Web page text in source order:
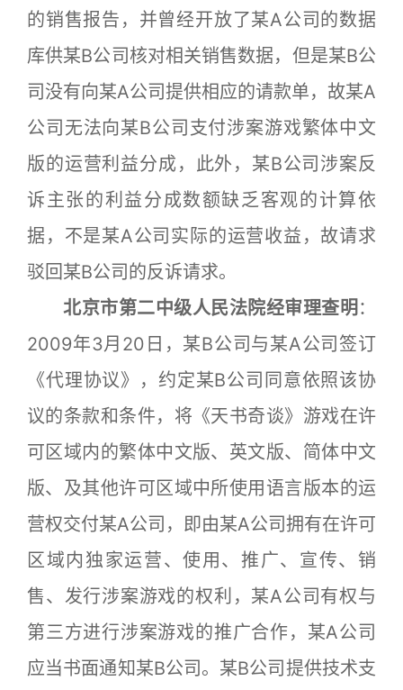
的销售报告，并曾经开放了某A公司的数据
库供某B公司核对相关销售数据，但是某B公
司没有向某A公司提供相应的请款单，故某A
公司无法向某B公司支付涉案游戏繁体中文
版的运营利益分成，此外，某B公司涉案反
诉主张的利益分成数额缺乏客观的计算依
据，不是某A公司实际的运营收益，故请求
驳回某B公司的反诉请求。
北京市第二中级人民法院经审理查明 ：
2009年3月20日，某B公司与某A公司签订
《代理协议》，约定某B公司同意依照该协
议的条款和条件，将《天书奇谈》游戏在许
可区域内的繁体中文版、英文版、简体中文
版、及其他许可区域中所使用语言版本的运
营权交付某A公司，即由某A公司拥有在许可
区域内独家运营、使用、推广、宣传、销
售、发行涉案游戏的权利，某A公司有权与
第三方进行涉案游戏的推广合作，某A公司
应当书面通知某B公司。某B公司提供技术支